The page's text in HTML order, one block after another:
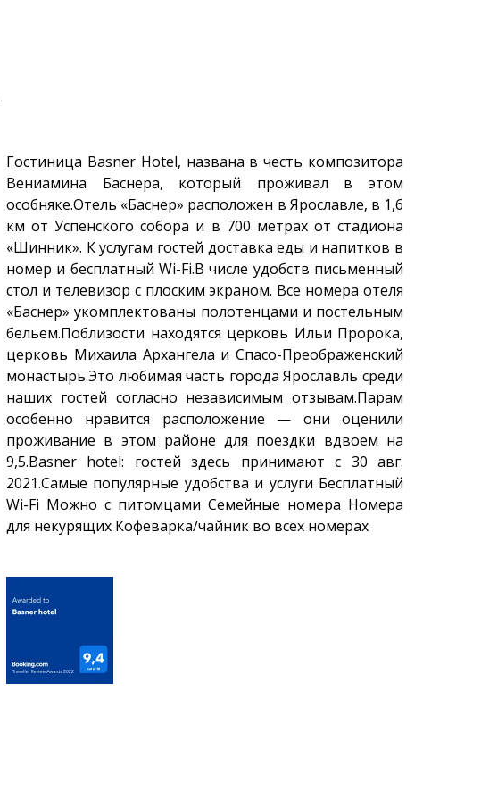
Гостиница Basner Hotel, названа в честь композитора
Вениамина Баснера, который проживал в этом
особняке.Отель «Баснер» расположен в Ярославле, в 1,6
км от Успенского собора и в 700 метрах от стадиона
«Шинник». К услугам гостей доставка еды и напитков в
номер и бесплатный Wi-Fi.В числе удобств письменный
стол и телевизор с плоским экраном. Все номера отеля
«Баснер» укомплектованы полотенцами и постельным
бельем.Поблизости находятся церковь Ильи Пророка,
церковь Михаила Архангела и Спасо-Преображенский
монастырь.Это любимая часть города Ярославль среди
наших гостей согласно независимым отзывам.Парам
особенно нравится расположение — они оценили
проживание в этом районе для поездки вдвоем на
9,5.Basner hotel: гостей здесь принимают с 30 авг.
2021.Самые популярные удобства и услуги Бесплатный
Wi-Fi Можно с питомцами Семейные номера Номера
для некурящих Кофеварка/чайник во всех номерах